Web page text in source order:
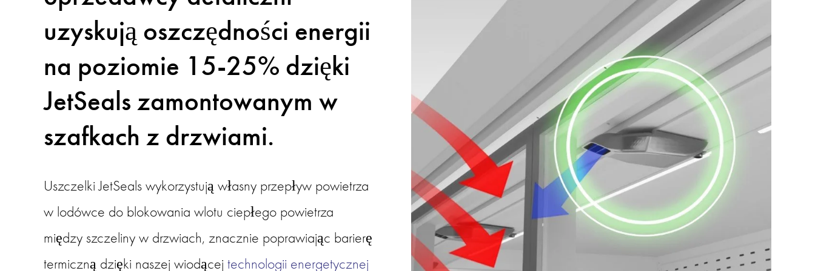
uzyskują oszczędności energii
na poziomie 15-25% dzięki
JetSeals zamontowanym w
szafkach z drzwiami.
Uszczelki JetSeals wykorzystują własny przepływ powietrza
w lodówce do blokowania wlotu ciepłego powietrza
między szczeliny w drzwiach, znacznie poprawiając barierę
termiczną dzięki naszej wiodącej technologii energetycznej